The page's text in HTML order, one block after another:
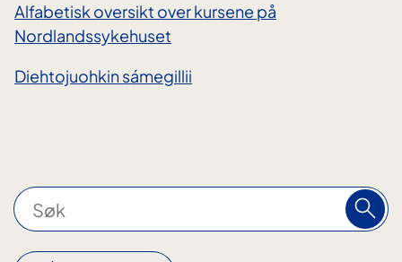
Alfabetisk oversikt over kursene på
Nordlandssykehuset
Diehtojuohkin sámegillii
S
ø